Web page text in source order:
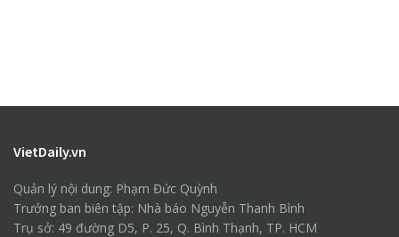
VietDaily.vn
Quản lý nội dung: Phạm Đức Quỳnh
Trưởng ban biên tập: Nhà báo Nguyễn Thanh Bình
Trụ sở: 49 đường D5, P. 25, Q. Bình Thạnh, TP. HCM